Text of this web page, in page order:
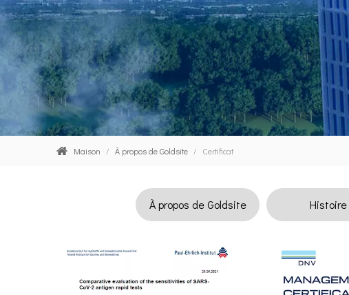
Maison / À propos de Goldsite / Certificat
À propos de Goldsite Histoire